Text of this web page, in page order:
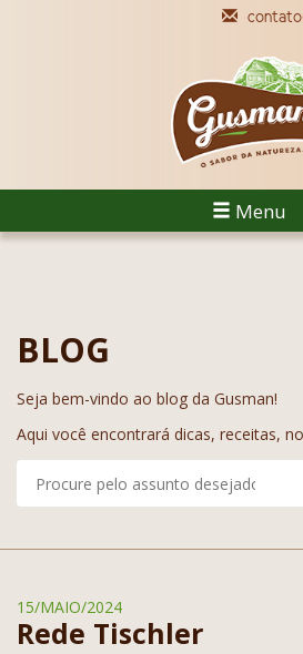
Menu
BLOG
Seja bem-vindo ao blog da Gusman!
Aqui você encontrará dicas, receitas,
15/MAIO/2024
Rede Tischler